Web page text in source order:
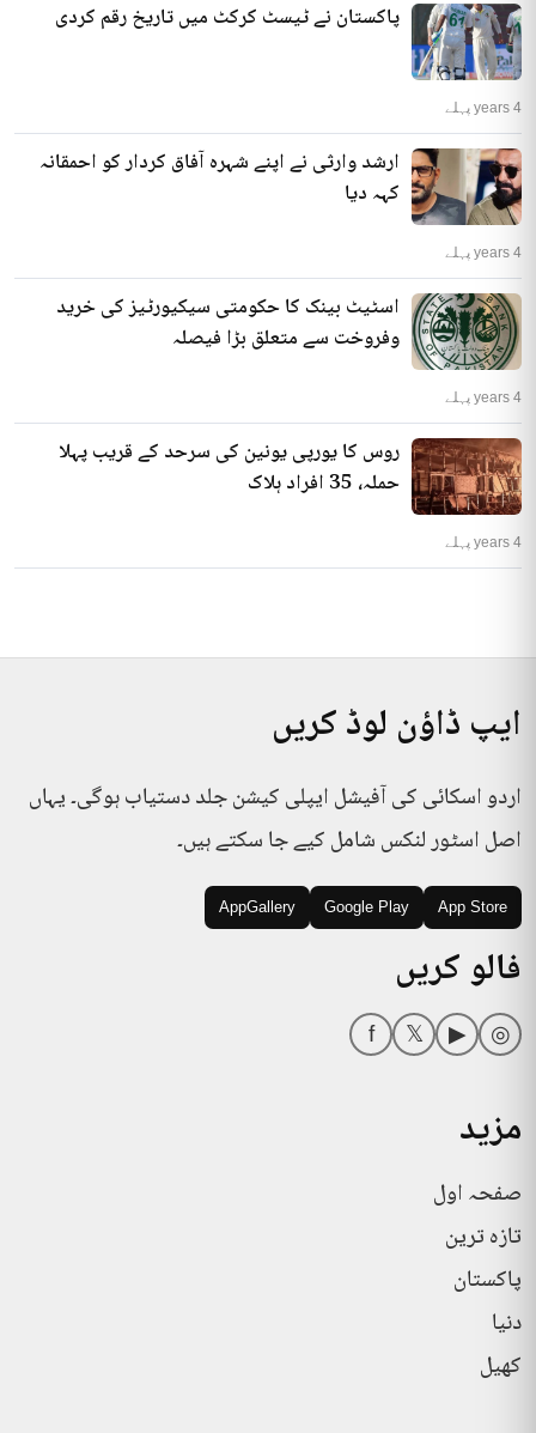
پاکستان نے ٹیسٹ کرکٹ میں تاریخ رقم کردی
4 years پہلے
ارشد وارثی نے اپنے شہرہ آفاق کردار کو احمقانہ
کہہ دیا
4 years پہلے
اسٹیٹ بینک کا حکومتی سیکیورٹیز کی خرید
وفروخت سے متعلق بڑا فیصلہ
4 years پہلے
روس کا یورپی یونین کی سرحد کے قریب پہلا
حملہ، 35 افراد ہلاک
4 years پہلے
ایپ ڈاؤن لوڈ کریں
اردو اسکائی کی آفیشل ایپلی کیشن جلد دستیاب ہوگی۔ یہاں
اصل اسٹور لنکس شامل کیے جا سکتے ہیں۔
App Store
Google Play
AppGallery
فالو کریں
◎
▶
𝕏
f
مزید
صفحہ اول
تازہ ترین
پاکستان
دنیا
کھیل